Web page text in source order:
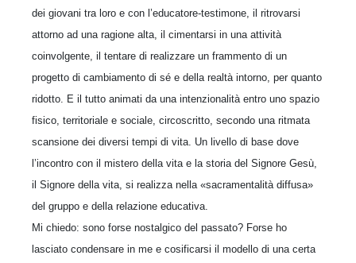
dei giovani tra loro e con l’educatore-testimone, il ritrovarsi
attorno ad una ragione alta, il cimentarsi in una attività
coinvolgente, il tentare di realizzare un frammento di un
progetto di cambiamento di sé e della realtà intorno, per quanto
ridotto. E il tutto animati da una intenzionalità entro uno spazio
fisico, territoriale e sociale, circoscritto, secondo una ritmata
scansione dei diversi tempi di vita. Un livello di base dove
l’incontro con il mistero della vita e la storia del Signore Gesù,
il Signore della vita, si realizza nella «sacramentalità diffusa»
del gruppo e della relazione educativa.
Mi chiedo: sono forse nostalgico del passato? Forse ho
lasciato condensare in me e cosificarsi il modello di una certa